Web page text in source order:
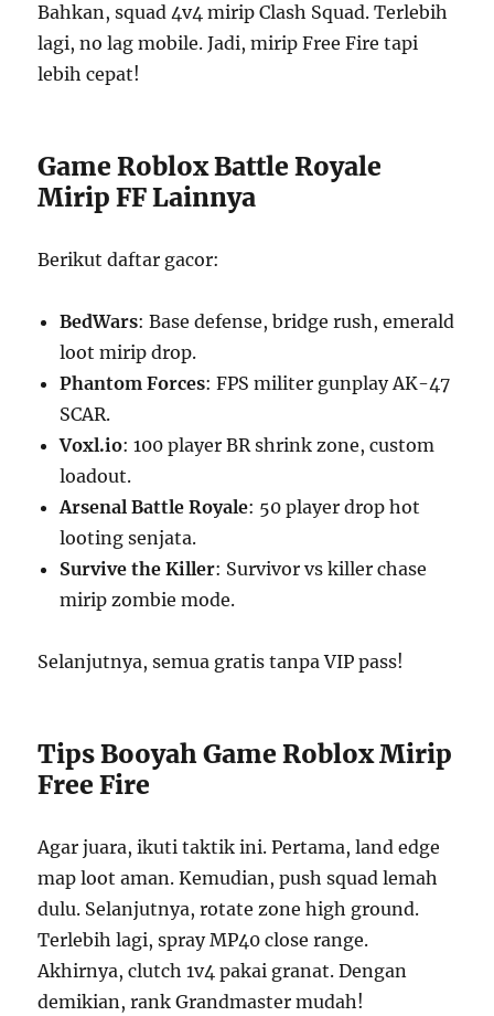
Bahkan, squad 4v4 mirip Clash Squad. Terlebih
lagi, no lag mobile. Jadi, mirip Free Fire tapi
lebih cepat!
Game Roblox Battle Royale
Mirip FF Lainnya
Berikut daftar gacor:
BedWars: Base defense, bridge rush, emerald
loot mirip drop.
Phantom Forces: FPS militer gunplay AK-47
SCAR.
Voxl.io: 100 player BR shrink zone, custom
loadout.
Arsenal Battle Royale: 50 player drop hot
looting senjata.
Survive the Killer: Survivor vs killer chase
mirip zombie mode.
Selanjutnya, semua gratis tanpa VIP pass!
Tips Booyah Game Roblox Mirip
Free Fire
Agar juara, ikuti taktik ini. Pertama, land edge
map loot aman. Kemudian, push squad lemah
dulu. Selanjutnya, rotate zone high ground.
Terlebih lagi, spray MP40 close range.
Akhirnya, clutch 1v4 pakai granat. Dengan
demikian, rank Grandmaster mudah!